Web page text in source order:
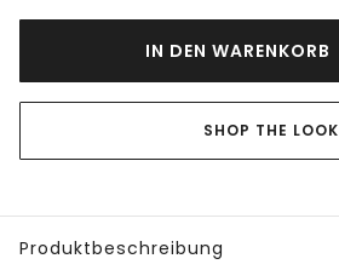
IN DEN WARENKORB
SHOP THE LOOK
Produktbeschreibung